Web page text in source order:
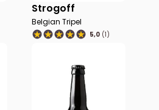
Strogoff
Belgian Tripel
5,0 (1)